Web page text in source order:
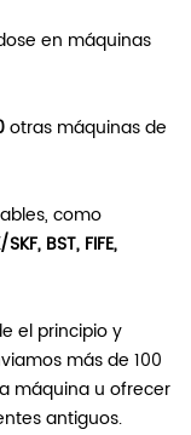
en máquinas
otras máquinas de
como
BST, FIFE,
el principio y
más de 100
máquina u ofrecer
antiguos.